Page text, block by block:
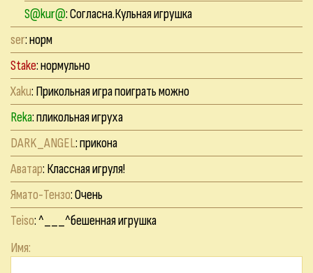
S@kur@: Согласна.Кульная игрушка
ser: норм
Stake: нормульно
Xaku: Прикольная игра поиграть можно
Reka: пликольная игруха
DARK_ANGEL: прикона
Аватар: Классная игруля!
Ямато-Тензо: Очень
Teiso: ^___^бешенная игрушка
Имя: